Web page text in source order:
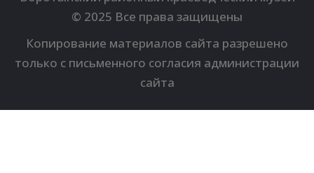
© 2025 Все права защищены
Копирование материалов сайта разрешено
только с письменного согласия администрации
сайта